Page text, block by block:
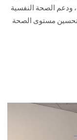
ودعم الصحة النفسية
تحسين مستوى ‏الصحة